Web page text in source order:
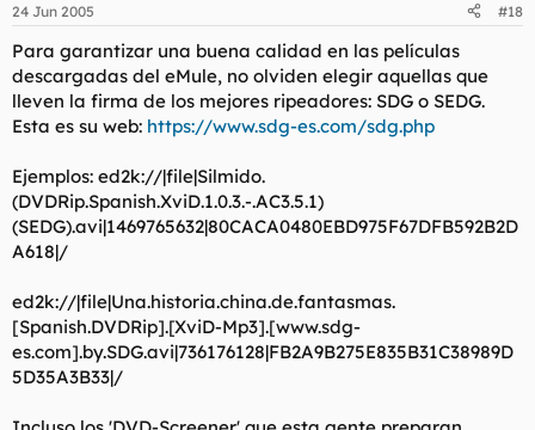
24 Jun 2005 #18
Para garantizar una buena calidad en las películas
descargadas del eMule, no olviden elegir aquellas que
lleven la firma de los mejores ripeadores: SDG o SEDG.
Esta es su web: https://www.sdg-es.com/sdg.php
Ejemplos: ed2k://|file|Silmido.
(DVDRip.Spanish.XviD.1.0.3.-.AC3.5.1)
(SEDG).avi|1469765632|80CACA0480EBD975F67DFB592B2D
A618|/
ed2k://|file|Una.historia.china.de.fantasmas.
[Spanish.DVDRip].[XviD-Mp3].[www.sdg-
es.com].by.SDG.avi|736176128|FB2A9B275E835B31C38989D
5D35A3B33|/